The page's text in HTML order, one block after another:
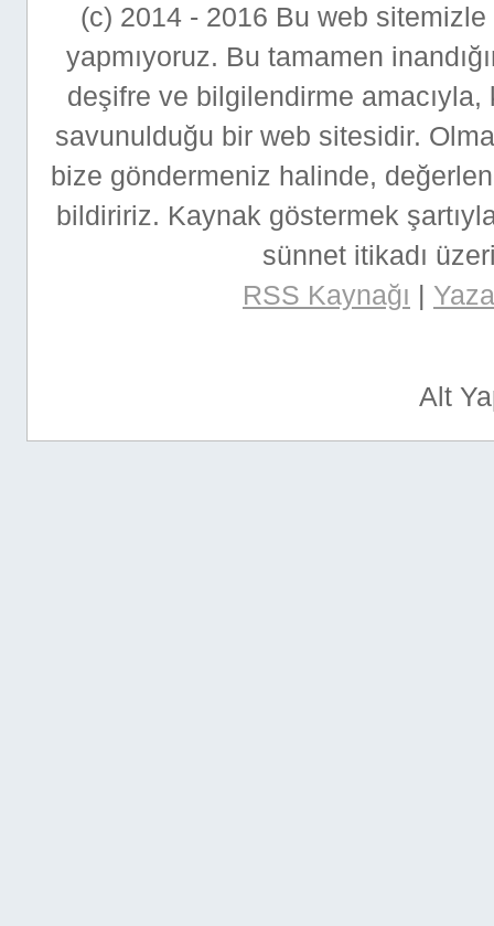
(c) 2014 - 2016 Bu web
yapmıyoruz. Bu tamamen
deşifre ve bilgilendirme
savunulduğu bir web sitesidir.
bize göndermeniz halinde,
bildiririz. Kaynak göstermek
sünnet itikadı
RSS Kaynağı |
Alt